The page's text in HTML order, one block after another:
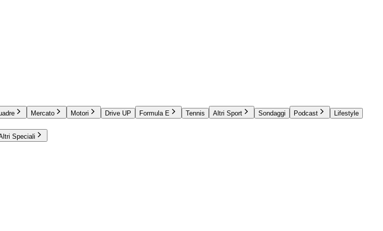
Mercato Motori Drive UP Formula E Tennis Altri Sport Sondaggi Podcast
Lifestyle
Speciali